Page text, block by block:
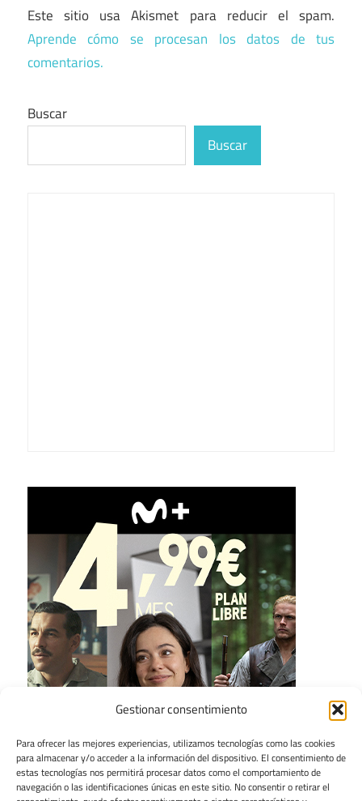
Gestionar consentimiento
Para ofrecer las mejores experiencias, utilizamos tecnologías como las cookies
para almacenar y/o acceder a la información del dispositivo. El consentimiento de
estas tecnologías nos permitirá procesar datos como el comportamiento de
navegación o las identificaciones únicas en este sitio. No consentir o retirar el
Este sitio usa Akismet para reducir el spam.
Aprende cómo se procesan los datos de tus
comentarios.
Buscar
Buscar